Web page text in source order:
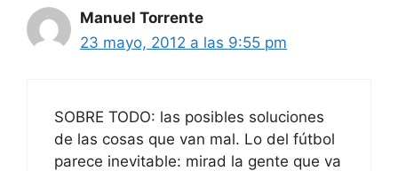
Manuel Torrente
23 mayo, 2012 a las 9:55 pm
SOBRE TODO: las posibles soluciones
de las cosas que van mal. Lo del fútbol
parece inevitable: mirad la gente que va